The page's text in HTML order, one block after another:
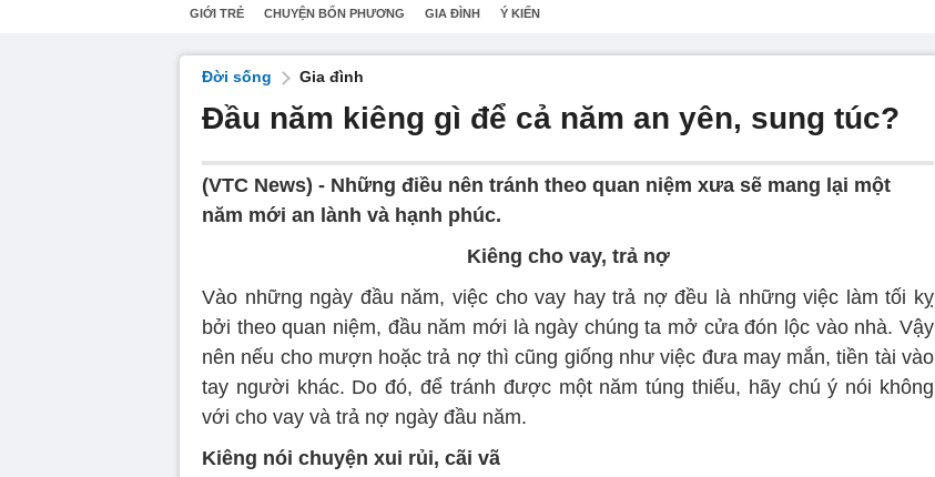
GIỚI TRẺ CHUYỆN BỐN PHƯƠNG GIA ĐÌNH Ý KIẾN
Đời sống Gia đình
Đầu năm kiêng gì để cả năm an yên, sung túc?
(VTC News) - Những điều nên tránh theo quan niệm xưa sẽ mang lại một
năm mới an lành và hạnh phúc.
Kiêng cho vay, trả nợ
Vào những ngày đầu năm, việc cho vay hay trả nợ đều là những việc làm tối kỵ
bởi theo quan niệm, đầu năm mới là ngày chúng ta mở cửa đón lộc vào nhà. Vậy
nên nếu cho mượn hoặc trả nợ thì cũng giống như việc đưa may mắn, tiền tài vào
tay người khác. Do đó, để tránh được một năm túng thiếu, hãy chú ý nói không
với cho vay và trả nợ ngày đầu năm.
Kiêng nói chuyện xui rủi, cãi vã